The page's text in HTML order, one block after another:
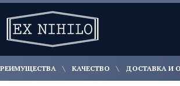
КАЧЕСТВО ДОСТАВКА И